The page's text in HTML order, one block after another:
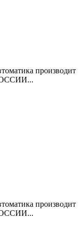
производит
производит